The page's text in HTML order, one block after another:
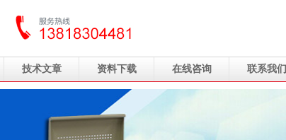
技术文章 资料下载 在线咨询 联系我们